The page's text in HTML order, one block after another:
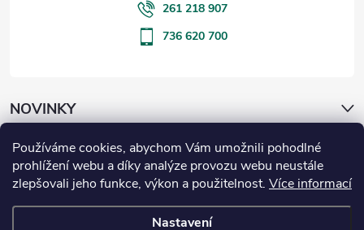
Používáme cookies, abychom Vám umožnili pohodlné
prohlížení webu a díky analýze provozu webu neustále
zlepšovali jeho funkce, výkon a použitelnost. Více informací
Nastavení
NOVINKY
ČLÁNKY
261 218 907
736 620 700